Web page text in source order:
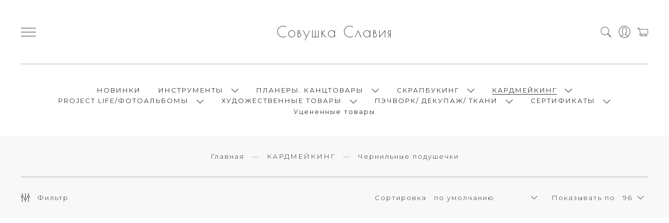
Совушка Славия
НОВИНКИ ИНСТРУМЕНТЫ ПЛАНЕРЫ. КАНЦТОВАРЫ СКРАПБУКИНГ
КАРДМЕЙКИНГ
PROJECT LIFE/ФОТОАЛЬБОМЫ
ХУДОЖЕСТВЕННЫЕ ТОВАРЫ ПЭЧВОРК/ ДЕКУПАЖ/ ТКАНИ
СЕРТИФИКАТЫ
Уцененные товары
Главная КАРДМЕЙКИНГ Чернильные подушечки
Фильтр Сортировка Показывать по